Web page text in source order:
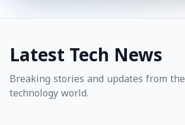
Latest Tech News
Breaking stories and updates from the
technology world.